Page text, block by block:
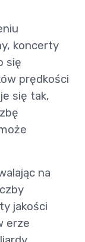
koncerty
się
prędkości
się tak,
na
jakości
erze